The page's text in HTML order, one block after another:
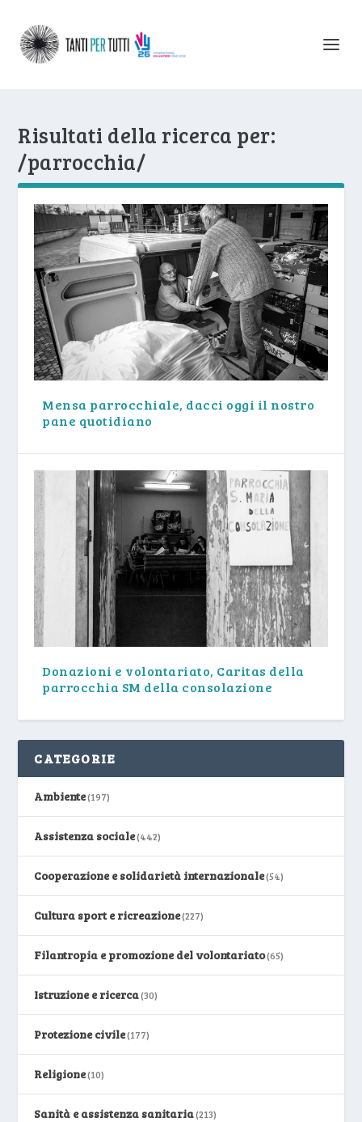
Risultati della ricerca per:
/parrocchia/
Mensa parrocchiale, dacci oggi il nostro
pane quotidiano
Donazioni e volontariato, Caritas della
parrocchia SM della consolazione
CATEGORIE
Ambiente(197)
Assistenza sociale(442)
Cooperazione e solidarietà internazionale(54)
Cultura sport e ricreazione(227)
Filantropia e promozione del volontariato(65)
Istruzione e ricerca(30)
Protezione civile(177)
Religione(10)
Sanità e assistenza sanitaria(213)